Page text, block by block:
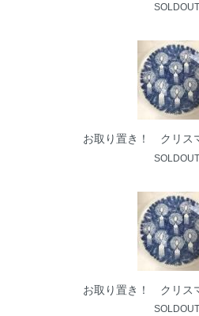
SOLDOUT
お取り置き！ クリス
SOLDOUT
お取り置き！ クリス
SOLDOUT